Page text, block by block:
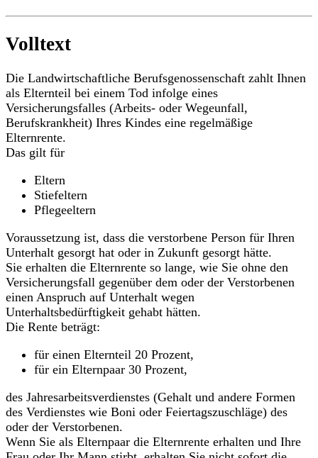
Volltext
Die Landwirtschaftliche Berufsgenossenschaft zahlt Ihnen
als Elternteil bei einem Tod infolge eines
Versicherungsfalles (Arbeits- oder Wegeunfall,
Berufskrankheit) Ihres Kindes eine regelmäßige
Elternrente.
Das gilt für
Eltern
Stiefeltern
Pflegeeltern
Voraussetzung ist, dass die verstorbene Person für Ihren
Unterhalt gesorgt hat oder in Zukunft gesorgt hätte.
Sie erhalten die Elternrente so lange, wie Sie ohne den
Versicherungsfall gegenüber dem oder der Verstorbenen
einen Anspruch auf Unterhalt wegen
Unterhaltsbedürftigkeit gehabt hätten.
Die Rente beträgt:
für einen Elternteil 20 Prozent,
für ein Elternpaar 30 Prozent,
des Jahresarbeitsverdienstes (Gehalt und andere Formen
des Verdienstes wie Boni oder Feiertagszuschläge) des
oder der Verstorbenen.
Wenn Sie als Elternpaar die Elternrente erhalten und Ihre